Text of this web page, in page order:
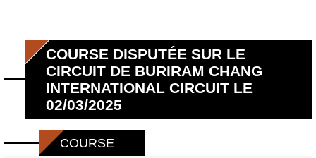
COURSE DISPUTÉE SUR LE
CIRCUIT DE BURIRAM CHANG
INTERNATIONAL CIRCUIT LE
02/03/2025
COURSE